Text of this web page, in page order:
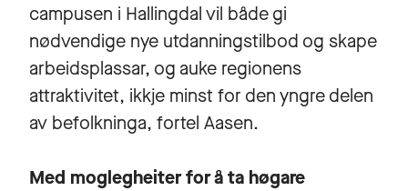
campusen i Hallingdal vil både gi
nødvendige nye utdanningstilbod og skape
arbeidsplassar, og auke regionens
attraktivitet, ikkje minst for den yngre delen
av befolkninga, fortel Aasen.
Med moglegheiter for å ta høgare